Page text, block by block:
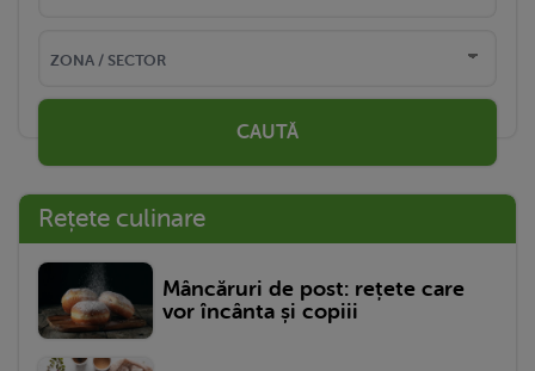
CAUTĂ
Rețete culinare
Mâncăruri de post: rețete care
vor încânta și copiii